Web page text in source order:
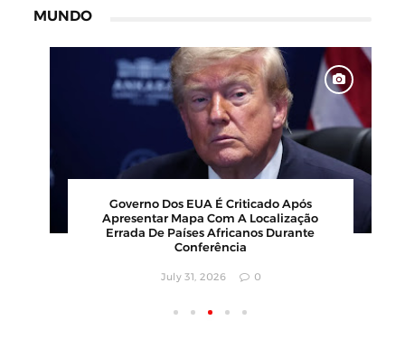
MUNDO
Governo Dos EUA É Criticado Após
Apresentar Mapa Com A Localização
Errada De Países Africanos Durante
Conferência
July 31, 2026 0